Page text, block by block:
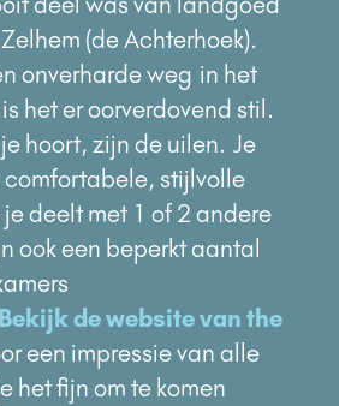
(de Achterhoek).
onverharde weg in het
het er oorverdovend stil.
hoort, zijn de uilen. Je
comfortabele, stijlvolle
deelt met 1 of 2 andere
ook een beperkt aantal
Bekijk de website van the
een impressie van alle
het fijn om te komen